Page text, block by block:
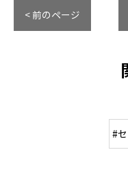
< 前のページ
#